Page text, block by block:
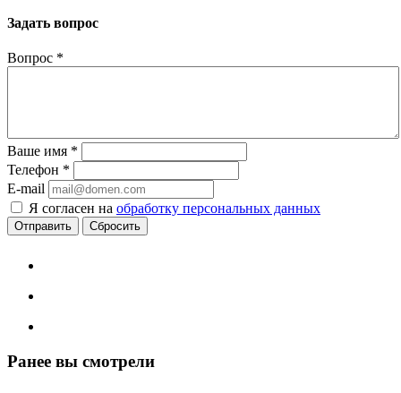
Задать вопрос
Вопрос *
Ваше имя *
Телефон *
E-mail
Я согласен на обработку персональных данных
Сбросить
Ранее вы смотрели